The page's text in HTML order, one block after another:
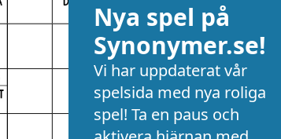
Nya spel på
Synonymer.se!
Vi har uppdaterat vår
spelsida med nya roliga
spel! Ta en paus och